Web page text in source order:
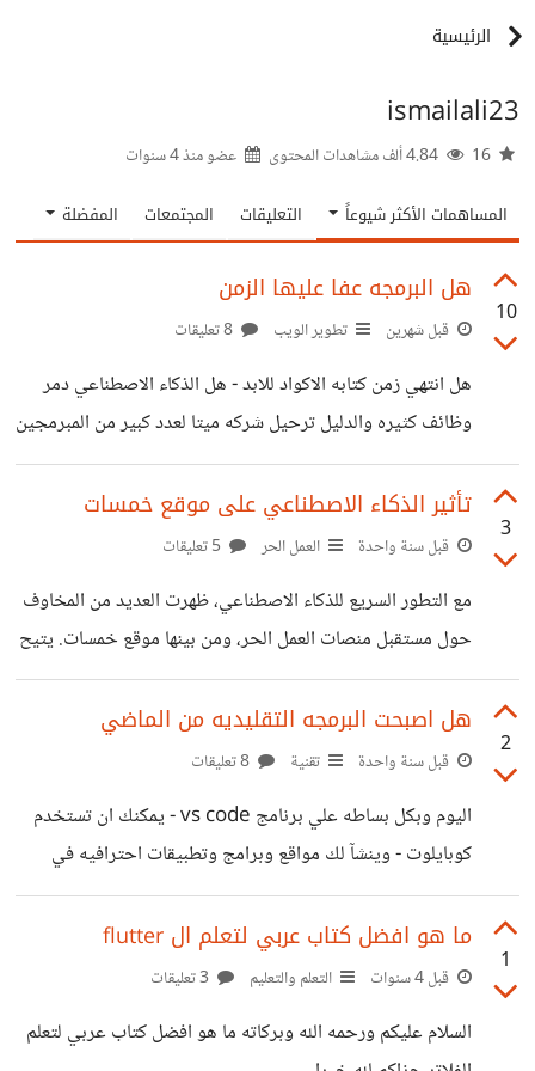
الرئيسية
ismailali23
عضو منذ4 سنوات
المساهمات الأكثر شيوعاً التعليقات المجتمعات المفضلة
10
هل البرمجه عفا عليها الزمن
قبل شهرين تطوير الويب
هل انتهي زمن كتابه الاكواد للابد - هل الذكاء الاصطناعي دمر
وظائف كثيره والدليل ترحيل شركه ميتا لعدد كبير من المبرمجين
واعتمادها علي الذكاء الاصطناعي
3
تأثير الذكاء الاصطناعي على موقع خمسات
قبل سنة واحدة العمل الحر
مع التطور السريع للذكاء الاصطناعي، ظهرت العديد من المخاوف
حول مستقبل منصات العمل الحر، ومن بينها موقع خمسات. يتيح
خمسات للمستقلين تقديم خدمات صغيرة مقابل أسعار تبدأ من 5
دولارات، وهو منصة شهيرة في العالم العربي. لكن مع انتشار
أدوات الذكاء الاصطناعي، أصبح بإمكان أي شخص إنتاج محتوى
بشريين. هذا يثير تساؤلًا: هل ستتأثر منصات مثل خمسات، وربما
تضطر للإغلاق؟ 1. تأثير الذكاء الاصطناعي على سوق الخدمات
المصغرة الذكاء الاصطناعي يقلل الوقت والتكلفة
2
هل اصبحت البرمجه التقليديه من الماضي
قبل سنة واحدة تقنية
اليوم وبكل بساطه علي برنامج vs code - يمكنك ان تستخدم
كوبايلوت - وينشآ لك مواقع وبرامج وتطبيقات احترافيه في
وقت قصير جدا - هل من العقل ان يتم كتابه الاكواد يدويا واعاده
اختراع العجله - ام اننا نخجل ان البرمجه التقليديه اصبحت من
الماضي -
1
ما هو افضل كتاب عربي لتعلم ال flutter
قبل 4 سنوات التعلم والتعليم
السلام عليكم ورحمه الله وبركاته ما هو افضل كتاب عربي لتعلم